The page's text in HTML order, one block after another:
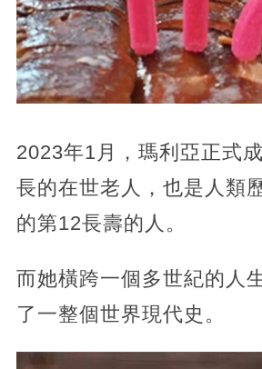
2023年1月，瑪利亞正式
長的在世老人，也是人類
的第12長壽的人。
而她橫跨一個多世紀的人
了一整個世界現代史。